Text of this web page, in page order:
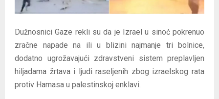
Dužnosnici Gaze rekli su da je Izrael u sinoć pokrenuo
zračne napade na ili u blizini najmanje tri bolnice,
dodatno ugrožavajući zdravstveni sistem preplavljen
hiljadama žrtava i ljudi raseljenih zbog izraelskog rata
protiv Hamasa u palestinskoj enklavi.